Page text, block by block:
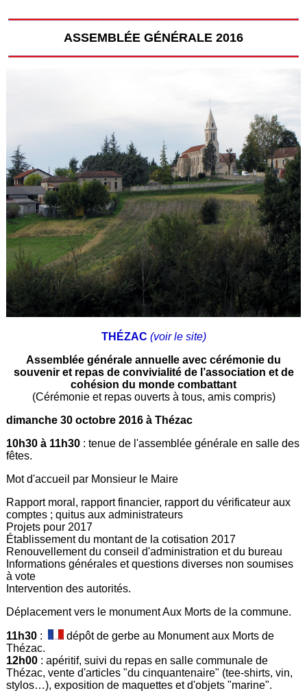
ASSEMBLÉE GÉNÉRALE 2016
THÉZAC (voir le site)
Assemblée générale annuelle avec cérémonie du
souvenir et repas de convivialité de l’association et de
cohésion du monde combattant
(Cérémonie et repas ouverts à tous, amis compris)
dimanche 30 octobre 2016 à Thézac
10h30 à 11h30 : tenue de l'assemblée générale en salle des
fêtes.
Mot d'accueil par Monsieur le Maire
Rapport moral, rapport financier, rapport du vérificateur aux
comptes ; quitus aux administrateurs
Projets pour 2017
Établissement du montant de la cotisation 2017
Renouvellement du conseil d'administration et du bureau
Informations générales et questions diverses non soumises
à vote
Intervention des autorités.
Déplacement vers le monument Aux Morts de la commune.
11h30 :
dépôt de gerbe au Monument aux Morts de
Thézac.
12h00 : apéritif, suivi du repas en salle communale de
Thézac, vente d'articles "du cinquantenaire" (tee-shirts, vin,
stylos…), exposition de maquettes et d'objets "marine".